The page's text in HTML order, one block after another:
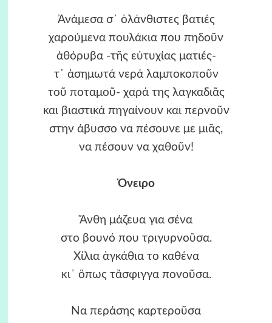
Ἀνάμεσα σ᾿ ὁλάνθιστες βατιές
χαρούμενα πουλάκια που πηδοῦν
ἀθόρυβα -τῆς εὐτυχίας ματιές-
τ᾿ ἀσημωτά νερά λαμποκοποῦν
τοῦ ποταμοῦ- χαρά της λαγκαδιᾶς
και βιαστικά πηγαίνουν και περνοῦν
στην άβυσσο να πέσουνε με μιᾶς,
να πέσουν να χαθοῦν!
Όνειρο
Ἄνθη μάζευα για σένα
στο βουνό που τριγυρνοῦσα.
Χίλια ἀγκάθια το καθένα
κι᾿ ὅπως τἄσφιγγα πονοῦσα.
Να περάσης καρτεροῦσα